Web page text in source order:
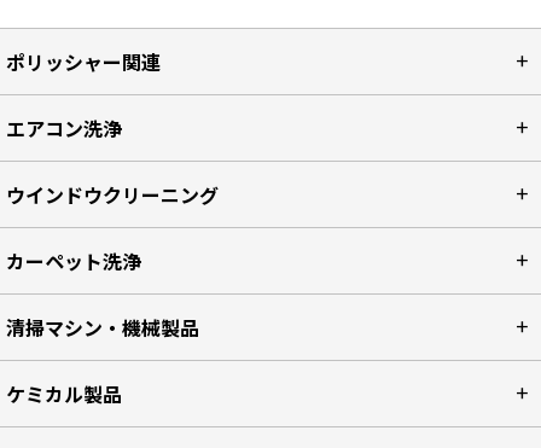
ポリッシャー関連
エアコン洗浄
ウインドウクリーニング
カーペット洗浄
清掃マシン・機械製品
ケミカル製品